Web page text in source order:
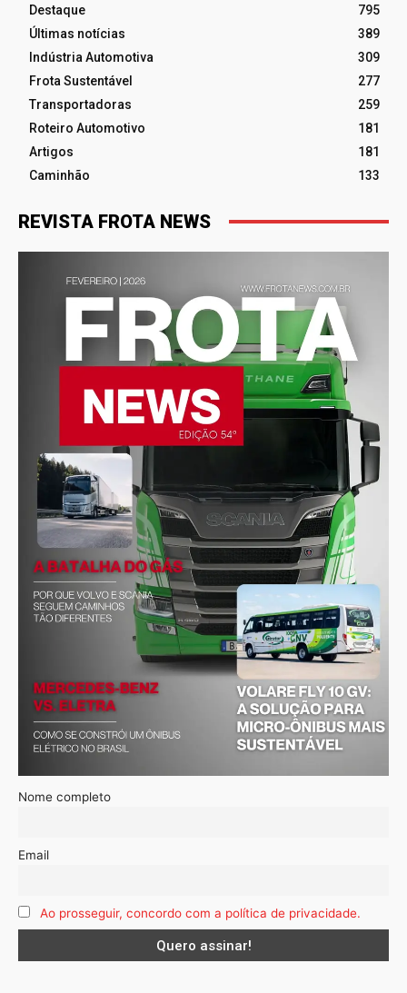
Destaque
795
Últimas notícias
389
Indústria Automotiva
309
Frota Sustentável
277
Transportadoras
259
Roteiro Automotivo
181
Artigos
181
Caminhão
133
REVISTA FROTA NEWS
Nome completo
Email
Ao prosseguir, concordo com a política de privacidade.